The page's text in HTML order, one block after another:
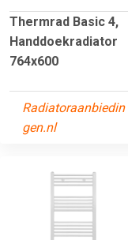
Thermrad Basic 4,
Handdoekradiator
764x600
Radiatoraanbiedin
gen.nl